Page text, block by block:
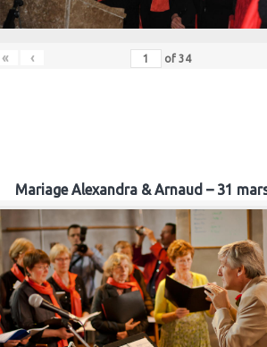
« ‹ of 34
Mariage Alexandra & Arnaud – 31